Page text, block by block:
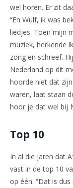
wel horen. Er zit
“En Wulf, ik was
liedjes. Toen mijn
muziek, herkende
zong en schreef.
Nederland op dit
hoorde niet dat
waren, laat staan
hoor je dat wel bij
Top 10
In al die jaren dat
vast in de top 10
op één. “Dat is